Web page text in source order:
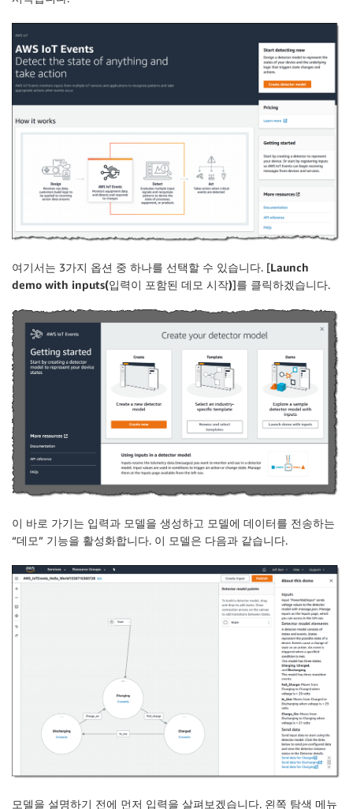
여기서는 3가지 옵션 중 하나를 선택할 수 있습니다. [Launch
demo with inputs(입력이 포함된 데모 시작)]를 클릭하겠습니다.
이 바로 가기는 입력과 모델을 생성하고 모델에 데이터를 전송하는
“데모” 기능을 활성화합니다. 이 모델은 다음과 같습니다.
모델을 설명하기 전에 먼저 입력을 살펴보겠습니다. 왼쪽 탐색 메뉴